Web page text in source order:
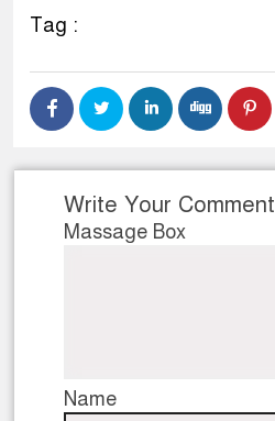
Tag :
Write Your Comment
Massage Box
Name